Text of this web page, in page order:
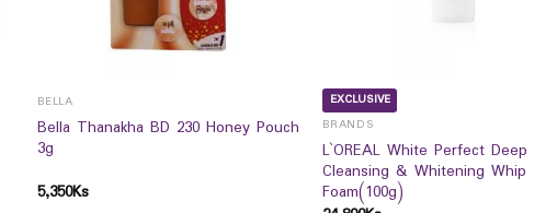
BELLA
Bella Thanakha BD 230 Honey Pouch
3g
5,350Ks
EXCLUSIVE
BRANDS
L`OREAL White Perfect Deep
Cleansing & Whitening Whip
Foam(100g)